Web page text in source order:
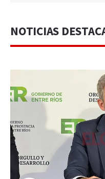
NOTICIAS